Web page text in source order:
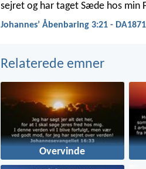
sejret og har taget Sæde hos min
Johannesʼ Åbenbaring 3:21 - DA1871
Relaterede emner
Overvinde